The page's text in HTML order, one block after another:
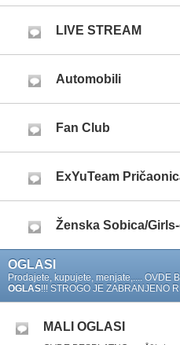
LIVE STREAM
Automobili
Fan Club
ExYuTeam
Ženska Sobica/
OGLASI
Prodajete, kupujete, menjate,.... OVDE
OGLAS!!! STROGO JE ZABRANJENO
MALI OGLASI